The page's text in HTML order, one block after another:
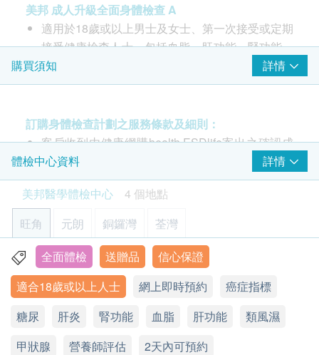
2 重點項目
心臟檢查 重點項目
高敏度心肌肌鈣蛋白 I
血壓
血脂 重點項目
總膽固醇
三酸甘油脂
高密度膽固醇
低密度膽固醇
極低密度膽固醇
糖尿 重點項目
血糖
34% off
HK$410.0 HK$620
肺X光平片
基本的肺部檢查
*此項目不適用於觀塘分店
4合1心血管疾病伸延檢查
檢查能反映患多種心血管疾病的可能性、預測中風危險及血凝
固問題
HK$600.0
多器官疾病問題指標 (鐵蛋白)
鐵蛋白水平升高反映某身體器官或組織受損
HK$385.0
肺部問題伸延檢查
包括針對非小細胞肺癌及小細胞肺癌腫瘤標誌物含量及X光肺
*此項目不適用於觀塘分店
750.0
美邦 成人升級全面身體檢查 A
適用於18歲或以上男士及女士、第一次接受或定期
接受健康檢查人士。包括血脂、肝功能、腎功能、
泌尿、貧血、血糖、乙型肝炎表面抗原。額外贈送
2項癌症指標測試。
特別抗原 PSA 或 肝 (甲種胎兒蛋白 AFP) 或 大腸
(癌胚抗原 CEA) 或 胰臟 (CA199 癌抗原) 或 卵巢
(CA125 癌抗原) 或 乳房 (CA153 癌抗原)
高敏度心肌肌鈣蛋白 I (hs-Troponin I) — 心肌受損標
誌
心肌受損，如急性心肌梗塞、急性冠狀動脈疾病，
高敏度心肌肌鈣蛋白 I (hs-Troponin I)才會升高。可
以作為近期心肌梗塞或再梗塞的判斷依據，也可以
用來預測梗塞範圍以及預防。
甚至在毫無病徵的情況下，能準確地測試出心臟病
發的機會，及評估病人將來患上心臟病的可能性。
購買須知 詳情
訂購身體檢查計劃之服務條款及細則：
客戶收到由健康網購health.ESDlife寄出之確認成
功付款電郵後，美邦醫學體檢中心將於隨後1-2個
工作天的辦公時間內，致電客戶預約身體檢查的時
間及地點。客戶亦可致電查詢或在訂單確認後1個
工作天致電該中心預約 (電話：2369 0680)。
購買計劃後可安排由健康網購health.ESDlife發出
的正式收據，並於7-14個工作天後寄出。客戶可於
購買時提出收據要求，或經以下方法聯絡客戶服務
員: 電郵 (support@esdlife.com
) 或電話 (3151
2288)。
健康檢查計劃只適用於10歲或以上之人士
未成年客人體檢指引 (10歲至18歳以下人士)
體檢中心資料
詳情
美邦醫學體檢中心
4 個地點
旺角
元朗 銅鑼灣 荃灣
旺角亞皆老街8號朗豪坊辦公室大樓11樓
顯示地圖
星期一至六︰9:00a.m. – 1:00p.m.; 2:00p.m. – 6:00p.m.
熱線電話：(852) 2369 0680
全面體檢 送贈品
信心保證
適合18歲或以上人士
網上即時預約
癌症指標
糖尿
肝炎 腎功能 血脂 肝功能
類風濕
甲狀腺
營養師評估 2天內可預約